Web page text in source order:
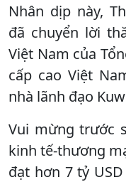
Nhân dịp này,
đã chuyển lời
Việt Nam của
cấp cao Việt
nhà lãnh đạo
Vui mừng trước
kinh tế-thương
đạt hơn 7 tỷ